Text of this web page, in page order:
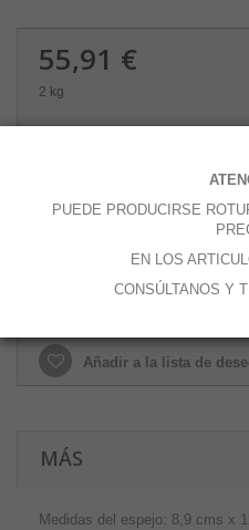
55,91 €
2 kg
Añadir al carrito
Añadir a la lista de
MÁS
Medidas del espejo: 8,9 cms x
PUEDE PRODUCIRSE
EN LOS
CONSÚLTANOS Y